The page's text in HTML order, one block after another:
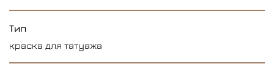
Тип
краска для татуажа